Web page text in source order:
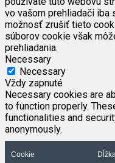
vo vašom prehliadači iba
možnosť zrušiť tieto
súborov cookie však
prehliadania.
Necessary
Necessary
Vždy zapnuté
Necessary cookies are
to function properly.
functionalities and
anonymously.
Cookie